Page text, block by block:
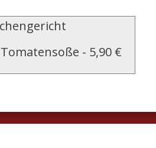
- 5,90 €